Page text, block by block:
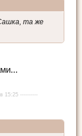
та же
15:25 ----------